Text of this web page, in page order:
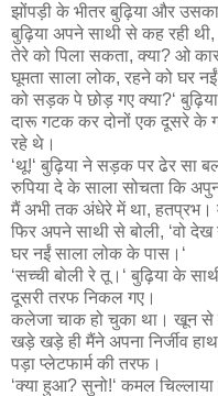
झोंपड़ी के भीतर बुढ़िया और
बुढ़िया अपने साथी से कह रही थी,
तेरे को पिला सकता, क्या? ओ
घूमता साला लोक, रहने को घर
को सड़क पे छोड़ गए क्या?‘
दारू गटक कर दोनों एक दूसरे के
रहे थे।
‘थू!‘ बुढ़िया ने सड़क पर ढेर सा
रुपिया दे के साला सोचता कि
मैं अभी तक अंधेरे में था, हतप्रभ।
फिर अपने साथी से बोली, ‘वो
घर नईं साला लोक के पास।‘
‘सच्ची बोली रे तू।‘ बुढ़िया के
दूसरी तरफ निकल गए।
कलेजा चाक हो चुका था। खून से
खड़े खड़े ही मैंने अपना निर्जीव
पड़ा प्लेटफार्म की तरफ।
‘क्या हुआ? सुनो!‘ कमल